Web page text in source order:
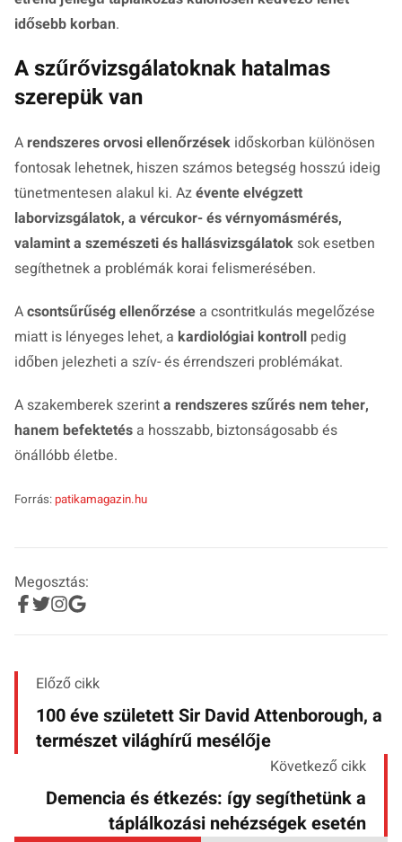
idősebb korban.
A szűrővizsgálatoknak hatalmas
szerepük van
A rendszeres orvosi ellenőrzések időskorban különösen
fontosak lehetnek, hiszen számos betegség hosszú ideig
tünetmentesen alakul ki. Azévente elvégzett
laborvizsgálatok, a vércukor- és vérnyomásmérés,
valamint a szemészeti és hallásvizsgálatok sok esetben
segíthetnek a problémák korai felismerésében.
Acsontsűrűség ellenőrzése a csontritkulás megelőzése
miatt is lényeges lehet, a kardiológiai kontroll pedig
időben jelezheti a szív- és érrendszeri problémákat.
A szakemberek szerinta rendszeres szűrés nem teher,
hanem befektetés a hosszabb, biztonságosabb és
önállóbb életbe.
Forrás: patikamagazin.hu
Megosztás:
Előző cikk
100 éve született Sir David Attenborough, a
természet világhírű mesélője
Következő cikk
Demencia és étkezés: így segíthetünk a
táplálkozási nehézségek esetén